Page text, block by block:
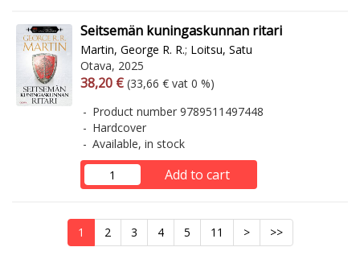
Seitsemän kuningaskunnan ritari
Martin, George R. R.; Loitsu, Satu
Otava, 2025
Arvonlisäverollinen hinta
38,20 € Excl. vat
(33,66 € vat 0 %)
Product number 9789511497448
Hardcover
Available, in stock
Add to cart
1 2 3 4 5 11 > >>